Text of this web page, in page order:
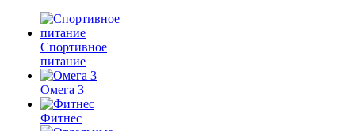
Спортивное
питание
Омега 3
Фитнес